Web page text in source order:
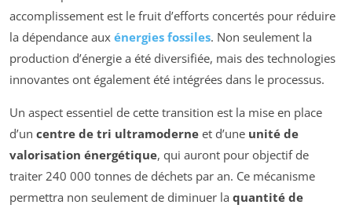
accomplissement est le fruit d’efforts concertés pour réduire
la dépendance aux énergies fossiles. Non seulement la
production d’énergie a été diversifiée, mais des technologies
innovantes ont également été intégrées dans le processus.
Un aspect essentiel de cette transition est la mise en place
d’un centre de tri ultramoderne et d’une unité de
valorisation énergétique, qui auront pour objectif de
traiter 240 000 tonnes de déchets par an. Ce mécanisme
permettra non seulement de diminuer la quantité de